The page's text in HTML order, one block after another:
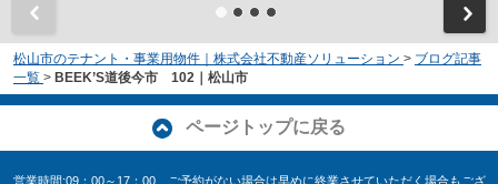
松山市のテナント・事業用物件｜株式会社不動産ソリューション > ブログ記事
一覧 > BEEK’S道後今市 102｜松山市
ページトップに戻る
営業時間:09：00～17：00 ご予約がない場合は早めに終業させていただく場合もござ